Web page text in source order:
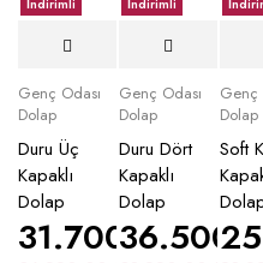
İndirimli
Genç Odası
Dolap
Duru Üç
Kapaklı
Dolap
31.700,00₺
İndirimli
Genç Odası
Dolap
Duru Dört
Kapaklı
Dolap
Genç
Dolap
Soft